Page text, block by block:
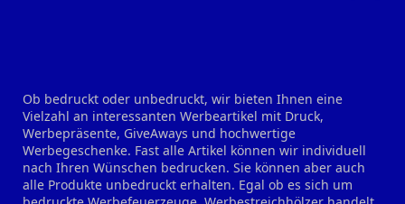
Ob bedruckt oder unbedruckt, wir bieten Ihnen eine
Vielzahl an interessanten Werbeartikel mit Druck,
Werbepräsente, GiveAways und hochwertige
Werbegeschenke. Fast alle Artikel können wir individuell
nach Ihren Wünschen bedrucken. Sie können aber auch
alle Produkte unbedruckt erhalten. Egal ob es sich um